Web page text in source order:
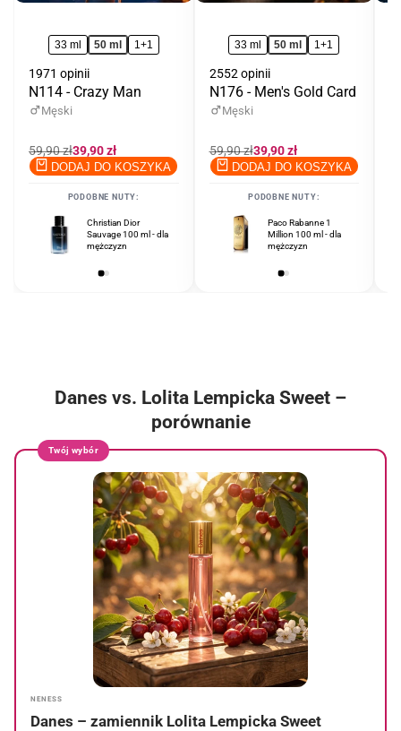
33 ml 50 ml 1+1
1971 opinii
N114 - Crazy Man
Męski
Cena
regularna
59,90 złCena
promocyjna
39,90 zł
DODAJ DO KOSZYKA
PODOBNE NUTY:
Christian Dior
Sauvage 100 ml - dla
mężczyzn
Tom Ford Noir
Extreme 100 ml - dla
mężczyzn
33 ml 50 ml 1+1
2552 opinii
N176 - Men's Gold Card
Męski
Cena
regularna
59,90 złCena
promocyjna
39,90 zł
DODAJ DO KOSZYKA
PODOBNE NUTY:
Paco Rabanne 1
Million 100 ml - dla
mężczyzn
Danes vs. Lolita Lempicka Sweet –
porównanie
Twój wybór
NENESS
Danes – zamiennik Lolita Lempicka Sweet